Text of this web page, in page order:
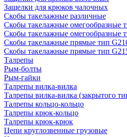
Защелки для крюков чалочных
Скобы такелажные различные
Скобы такелажные омегообразные
Скобы такелажные омегообразные
Скобы такелажные прямые тип
Скобы такелажные прямые тип
Талрепы
Рым-болты
Рым-гайки
Талрепы вилка-вилка
Талрепы вилка-вилка (закрытого
Талрепы кольцо-кольцо
Талрепы крюк-кольцо
Талрепы крюк-крюк
Цепи круглозвенные грузовые